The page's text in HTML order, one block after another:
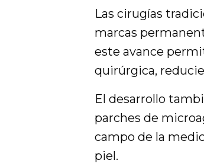
Las cirugías
marcas
este avance
quirúrgica,
El desarrollo
parches de
campo de la
piel.